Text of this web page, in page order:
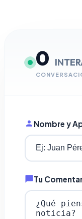
0
Nombre y
Tu